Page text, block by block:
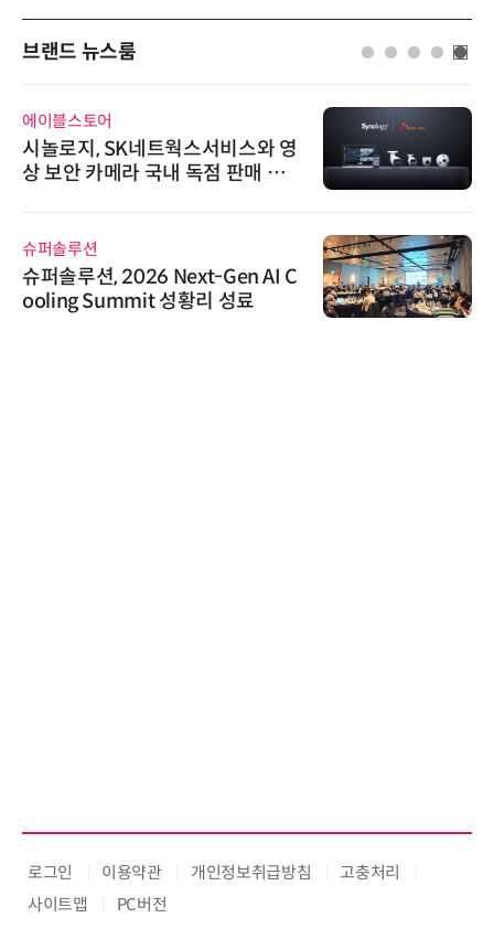
브랜드 뉴스룸
에이블스토어
시놀로지, SK네트웍스서비스와 영
상 보안 카메라 국내 독점 판매 파
슈퍼솔루션
슈퍼솔루션, 2026 Next-Gen AI C
ooling Summit 성황리 성료
로그인 이용약관 개인정보취급방침
고충처리
사이트맵
PC버전